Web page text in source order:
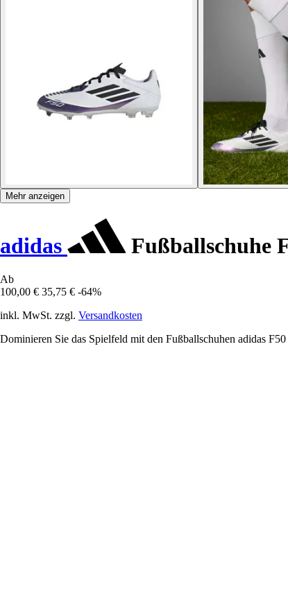
Mehr anzeigen
adidas Fußballschuhe
Ab
100,00 € 35,75 € -64%
inkl. MwSt. zzgl. Versandkosten
Dominieren Sie das Spielfeld mit den Fußballschuhen adidas